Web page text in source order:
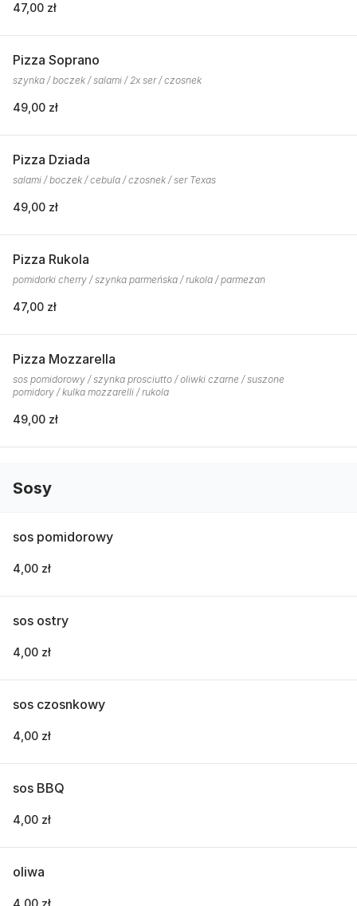
47,00 zł
Pizza Soprano
szynka / boczek / salami / 2x ser / czosnek
49,00 zł
Pizza Dziada
salami / boczek / cebula / czosnek / ser Texas
49,00 zł
Pizza Rukola
pomidorki cherry / szynka parmeńska / rukola / parmezan
47,00 zł
Pizza Mozzarella
sos pomidorowy / szynka prosciutto / oliwki czarne / suszone
pomidory / kulka mozzarelli / rukola
49,00 zł
Sosy
sos pomidorowy
4,00 zł
sos ostry
4,00 zł
sos czosnkowy
4,00 zł
sos BBQ
4,00 zł
oliwa